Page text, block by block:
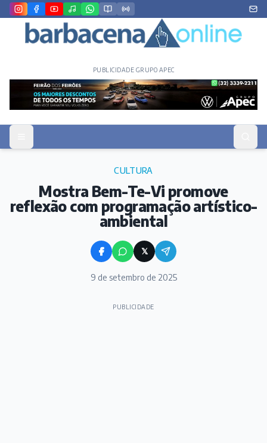
PUBLICIDADE GRUPO APEC
CULTURA
Mostra Bem-Te-Vi promove
reflexão com programação artístico-
ambiental
𝕏
9 de setembro de 2025
PUBLICIDADE